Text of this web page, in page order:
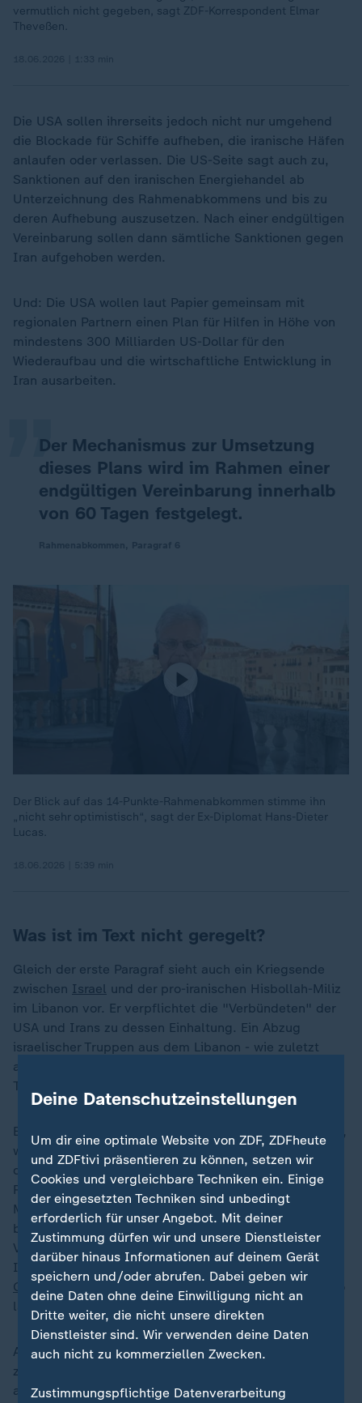
vermutlich nicht gegeben, sagt ZDF-Korrespondent Elmar
Theveßen.
Die USA sollen ihrerseits jedoch nicht nur umgehend
die Blockade für Schiffe aufheben, die iranische Häfen
anlaufen oder verlassen. Die US-Seite sagt auch zu,
Sanktionen auf den iranischen Energiehandel ab
Unterzeichnung des Rahmenabkommens und bis zu
deren Aufhebung auszusetzen. Nach einer endgültigen
Vereinbarung sollen dann sämtliche Sanktionen gegen
Iran aufgehoben werden.
Und: Die USA wollen laut Papier gemeinsam mit
regionalen Partnern einen Plan für Hilfen in Höhe von
mindestens 300 Milliarden US-Dollar für den
Wiederaufbau und die wirtschaftliche Entwicklung in
Iran ausarbeiten.
Der Mechanismus zur Umsetzung
dieses Plans wird im Rahmen einer
endgültigen Vereinbarung innerhalb
von 60 Tagen festgelegt.
„
Der Blick auf das 14-Punkte-Rahmenabkommen stimme ihn
„nicht sehr optimistisch“, sagt der Ex-Diplomat Hans-Dieter
Lucas.
Was ist im Text nicht geregelt?
Gleich der erste Paragraf sieht auch ein Kriegsende
zwischen Israel und der pro-iranischen Hisbollah-Miliz
im Libanon vor. Er verpflichtet die "Verbündeten" der
USA und Irans zu dessen Einhaltung. Ein Abzug
israelischer Truppen aus dem Libanon - wie zuletzt
auch immer wieder von Iran gefordert - steht nicht im
Text.
Es gibt eine Reihe offener Fragen: Was geschieht etwa,
wenn Verbündete der USA oder Irans, wie Israel oder
die libanesische Hisbollah, gegen das
Rahmenabkommen verstoßen? Israels
Ministerpräsident Benjamin Netanjahu hatte zuvor
bereits gesagt, der Kampf gegen Iran und seine
Verbündeten in der Region sei nicht abgeschlossen.
Israels Armee werde in "Sicherheitszonen" im
Gazastreifen
, im Südlibanon und in Syrien bleiben, "so
lange wie nötig".
Auch die islamistische Hamas im Gazastreifen gehört
zu den Verbündeten Irans. Ob die Feuerpause dann
auch für den Gazastreifen gilt, ist unklar.
Deine Datenschutzeinstellungen
Um dir eine optimale Website von ZDF, ZDFheute
und ZDFtivi präsentieren zu können, setzen wir
Cookies und vergleichbare Techniken ein. Einige
der eingesetzten Techniken sind unbedingt
erforderlich für unser Angebot. Mit deiner
Zustimmung dürfen wir und unsere Dienstleister
darüber hinaus Informationen auf deinem Gerät
speichern und/oder abrufen. Dabei geben wir
deine Daten ohne deine Einwilligung nicht an
Dritte weiter, die nicht unsere direkten
Dienstleister sind. Wir verwenden deine Daten
auch nicht zu kommerziellen Zwecken.
Zustimmungspflichtige Datenverarbeitung